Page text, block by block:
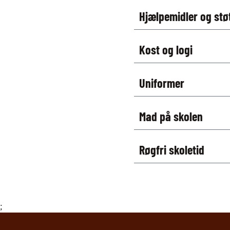
Hjælpemidler og
Kost og logi
Uniformer
Mad på skolen
Røgfri skoletid
;